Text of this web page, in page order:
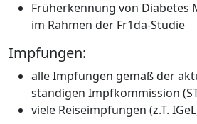
Früherkennung von Diabetes
im Rahmen der Fr1da-Studie
Impfungen:
alle Impfungen gemäß der
ständigen Impfkommission
viele Reiseimpfungen (z.T.